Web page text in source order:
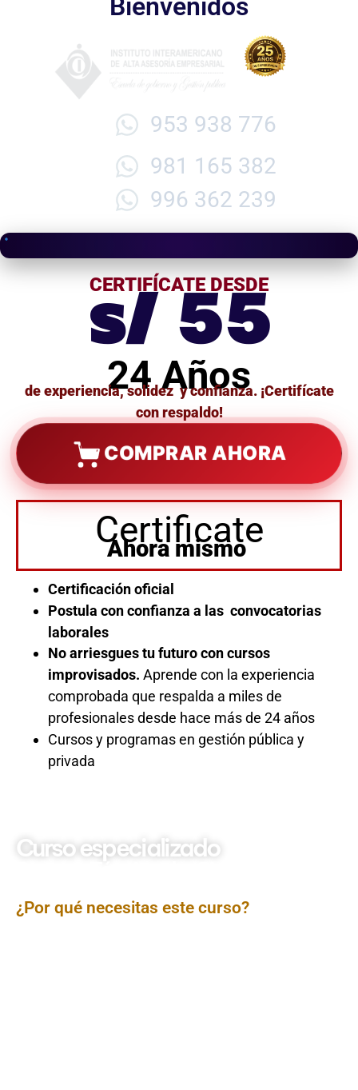
Bienvenidos
953 938 776
981 165 382
996 362 239
CERTIFÍCATE DESDE
s/ 55
24 Años
de experiencia, solidez y confianza. ¡Certifícate
con respaldo!
COMPRAR AHORA
Certificate
Ahora mismo
Certificación oficial
Postula con confianza a las convocatorias
laborales
No arriesgues tu futuro con cursos
improvisados. Aprende con la experiencia
comprobada que respalda a miles de
profesionales desde hace más de 24 años
Cursos y programas en gestión pública y
privada
Curso especializado
¿Por qué necesitas este curso?